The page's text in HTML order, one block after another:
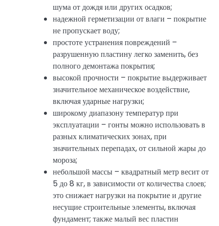
шума от дождя или других осадков;
надежной герметизации от влаги – покрытие
не пропускает воду;
простоте устранения повреждений –
разрушенную пластину легко заменить, без
полного демонтажа покрытия;
высокой прочности – покрытие выдерживает
значительное механическое воздействие,
включая ударные нагрузки;
широкому диапазону температур при
эксплуатации – гонты можно использовать в
разных климатических зонах, при
значительных перепадах, от сильной жары до
мороза;
небольшой массы – квадратный метр весит от
5 до 8 кг, в зависимости от количества слоев;
это снижает нагрузки на покрытие и другие
несущие строительные элементы, включая
фундамент; также малый вес пластин